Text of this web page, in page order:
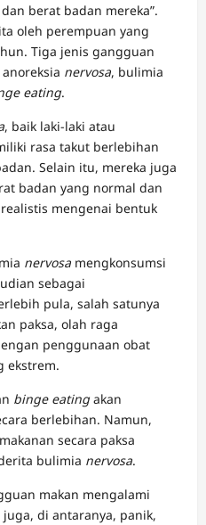
berat badan mereka”.
oleh perempuan yang
Tiga jenis gangguan
nervosa, bulimia
eating.
, baik laki-laki atau
rasa takut berlebihan
Selain itu, mereka juga
badan yang normal dan
mengenai bentuk
nervosa mengkonsumsi
sebagai
pula, salah satunya
paksa, olah raga
penggunaan obat
ekstrem.
binge eatingakan
berlebihan. Namun,
secara paksa
bulimia nervosa.
makan mengalami
di antaranya, panik,